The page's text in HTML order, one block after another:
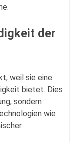
der
weil sie eine
bietet. Dies
sondern
wie